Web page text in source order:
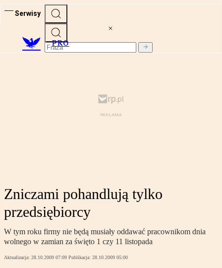
Serwisy
PRO
Zniczami pohandlują tylko
przedsiębiorcy
W tym roku firmy nie będą musiały oddawać pracownikom dnia
wolnego w zamian za święto 1 czy 11 listopada
Aktualizacja: 28.10.2009 07:09 Publikacja: 28.10.2009 05:00